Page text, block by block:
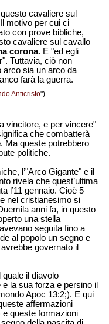
cavaliere sul
motivo per cui ci
con prove bibliche,
cavaliere sul cavallo
corona. E "ed egli
". Tuttavia, ciò non
arco sia un arco da
farà la guerra.
Anticristo").
vincitore, e per vincere"
che combatterà
. Ma queste potrebbero
politiche.
l’"Arco Gigante" e il
rivela che quest’ultima
l’11 gennaio. Cioè 5
nel cristianesimo si
anni fa, in questo
una stella
seguita fino a
al popolo un segno e
governato il
quale il diavolo
la sua forza e persino il
Apoc 13:2;). E qui
affermazioni
e queste formazioni